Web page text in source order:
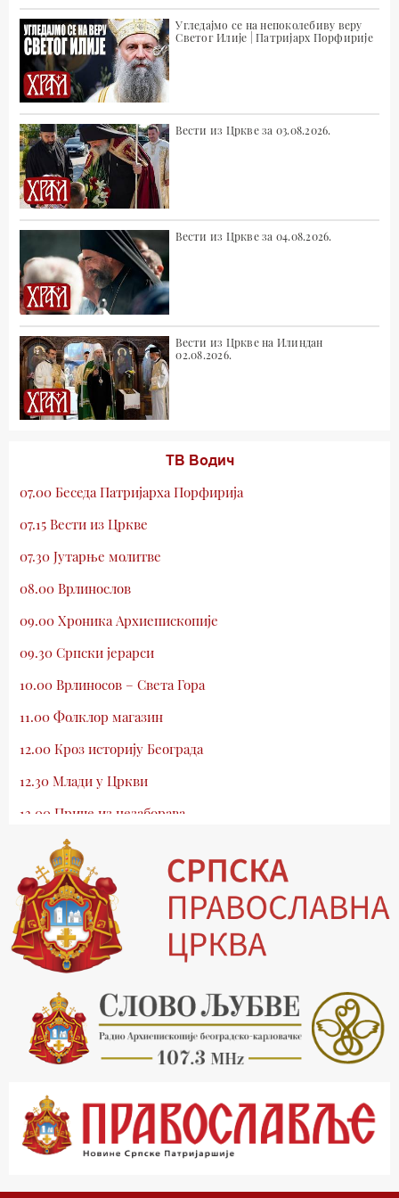
Угледајмо се на непоколебиву веру
Светог Илије | Патријарх Порфирије
Вести из Цркве за 03.08.2026.
Вести из Цркве за 04.08.2026.
Вести из Цркве на Илиндан
02.08.2026.
ТВ Водич
07.00 Беседа Патријарха Порфирија
07.15 Вести из Цркве
07.30 Јутарње молитве
08.00 Врлинослов
09.00 Хроника Архиепископије
09.30 Српски јерарси
10.00 Врлиносов – Света Гора
11.00 Фолклор магазин
12.00 Кроз историју Београда
12.30 Млади у Цркви
13.00 Приче из незаборава
13.30 Храм културе
14.00 Питања и одговори
15.03 Беседа Патријарха Порфирија
15.15 Молитве
15.30 Манастири на Косову и Метохији
16.03 Српска историјска читанка
16.30 Тврђаве Дунава
17.03 Бит – емисија Ненада Гугла
17.30 Приче из незаборава
18.03 Врлинослов